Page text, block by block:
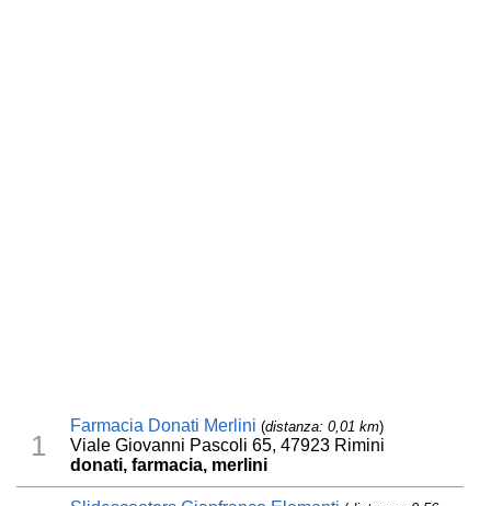
1
Farmacia Donati Merlini (distanza: 0,01 km)
Viale Giovanni Pascoli 65, 47923 Rimini
donati, farmacia, merlini